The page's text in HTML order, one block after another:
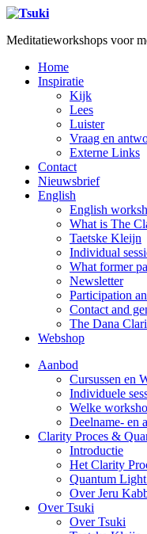
Meditatieworkshops voor
Home
Inspiratie
Kijk
Lees
Luister
Vraag en
Externe Links
Contact
Nieuwsbrief
English
English
What is The
Taetske Kleijn
Individual
What former
Newsletter
Participation
Contact and
The Dana
Webshop
Aanbod
Cursussen en
Individuele
Welke
Deelname- en
Clarity Proces &
Introductie
Het Clarity
Quantum
Over Jeru
Over Tsuki
Over Tsuki